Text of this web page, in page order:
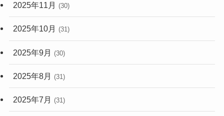
2025年11月 (30)
2025年10月 (31)
2025年9月 (30)
2025年8月 (31)
2025年7月 (31)